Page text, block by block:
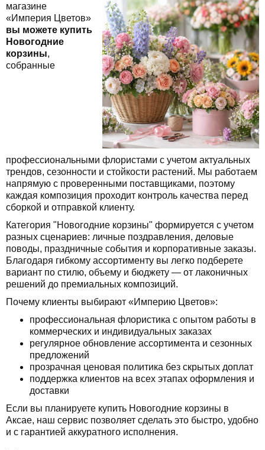
магазине
«Империя Цветов»
вы можете купить
Новогодние
корзины,
собранные
профессиональными флористами с учетом актуальных
трендов, сезонности и стойкости растений. Мы работаем
напрямую с проверенными поставщиками, поэтому
каждая композиция проходит контроль качества перед
сборкой и отправкой клиенту.
Категория "Новогодние корзины" формируется с учетом
разных сценариев: личные поздравления, деловые
поводы, праздничные события и корпоративные заказы.
Благодаря гибкому ассортименту вы легко подберете
вариант по стилю, объему и бюджету — от лаконичных
решений до премиальных композиций.
Почему клиенты выбирают «Империю Цветов»:
профессиональная флористика с опытом работы в
коммерческих и индивидуальных заказах
регулярное обновление ассортимента и сезонных
предложений
прозрачная ценовая политика без скрытых доплат
поддержка клиентов на всех этапах оформления и
доставки
Если вы планируете купить Новогодние корзины в
Аксае, наш сервис позволяет сделать это быстро, удобно
и с гарантией аккуратного исполнения.